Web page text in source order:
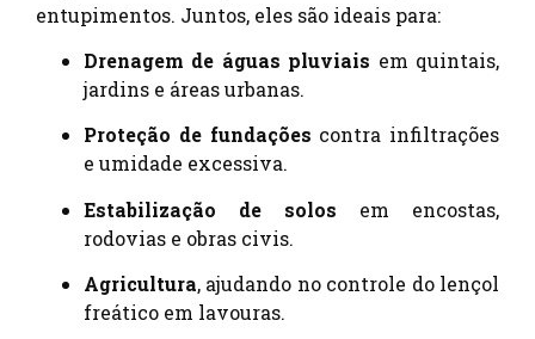
entupimentos. Juntos, eles são ideais para:
Drenagem de águas pluviais em quintais,
jardins e áreas urbanas.
Proteção de fundações contra infiltrações
e umidade excessiva.
Estabilização de solos em encostas,
rodovias e obras civis.
Agricultura, ajudando no controle do lençol
freático em lavouras.